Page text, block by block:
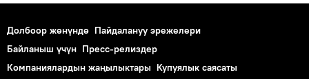
Долбоор жөнүндө Пайдалануу эрежелери
Байланыш үчүн Пресс-релиздер
Компаниялардын жаңылыктары Купуялык саясаты